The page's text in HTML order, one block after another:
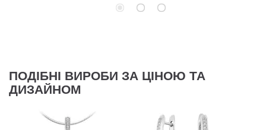
ПОДІБНІ ВИРОБИ ЗА ЦІНОЮ ТА
ДИЗАЙНОМ